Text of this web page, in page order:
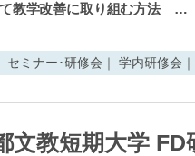
教学改善に取り組む方法 …
セミナー･研修会｜ 学内研修会｜
文教短期大学 FD